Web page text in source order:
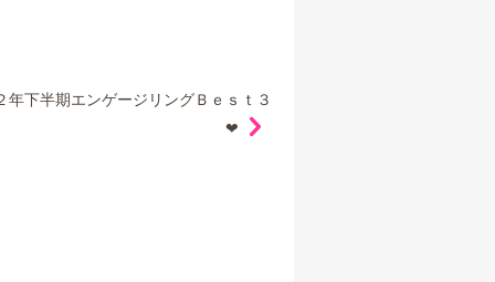
年下半期エンゲージリングＢｅｓｔ３
❤